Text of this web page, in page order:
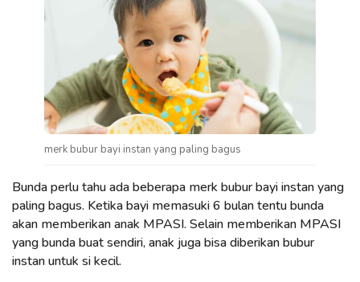
merk bubur bayi instan yang paling bagus
Bunda perlu tahu ada beberapa merk bubur bayi instan yang
paling bagus. Ketika bayi memasuki 6 bulan tentu bunda
akan memberikan anak MPASI. Selain memberikan MPASI
yang bunda buat sendiri, anak juga bisa diberikan bubur
instan untuk si kecil.